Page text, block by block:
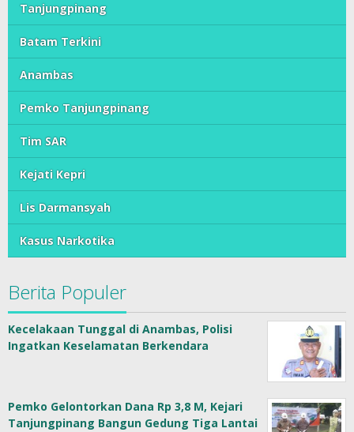
Tanjungpinang
Batam Terkini
Anambas
Pemko Tanjungpinang
Tim SAR
Kejati Kepri
Lis Darmansyah
Kasus Narkotika
Berita Populer
Kecelakaan Tunggal di Anambas, Polisi
Ingatkan Keselamatan Berkendara
Pemko Gelontorkan Dana Rp 3,8 M, Kejari
Tanjungpinang Bangun Gedung Tiga Lantai